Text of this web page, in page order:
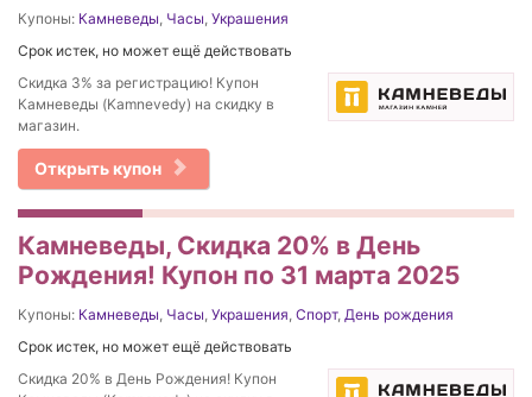
Купоны: Камневеды, Часы, Украшения
Срок истек, но может ещё действовать
Скидка 3% за регистрацию! Купон
Камневеды (Kamnevedy) на скидку в
магазин.
Открыть купон
Камневеды, Скидка 20% в День
Рождения! Купон по 31 марта 2025
Купоны: Камневеды, Часы, Украшения, Спорт, День рождения
Срок истек, но может ещё действовать
Скидка 20% в День Рождения! Купон